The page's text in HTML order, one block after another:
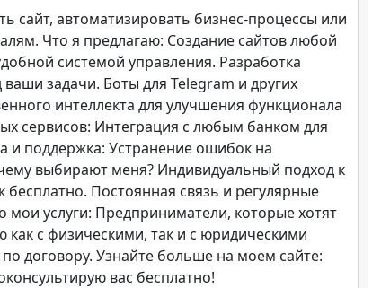
сайт, автоматизировать бизнес-процессы или
Что я предлагаю: Создание сайтов любой
системой управления. Разработка
задачи. Боты для Telegram и других
интеллекта для улучшения функционала
сервисов: Интеграция с любым банком для
и поддержка: Устранение ошибок на
выбирают меня? Индивидуальный подход к
Постоянная связь и регулярные
услуги: Предприниматели, которые хотят
с физическими, так и с юридическими
договору. Узнайте больше на моем сайте:
вас бесплатно!